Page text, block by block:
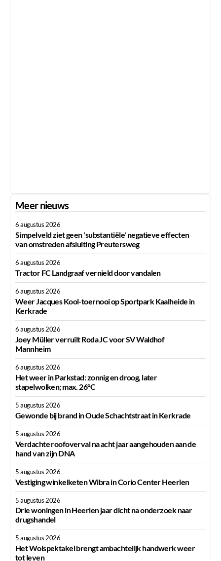
Meer nieuws
6 augustus 2026
Simpelveld ziet geen 'substantiële' negatieve effecten
van omstreden afsluiting Preutersweg
6 augustus 2026
Tractor FC Landgraaf vernield door vandalen
6 augustus 2026
Weer Jacques Kool-toernooi op Sportpark Kaalheide in
Kerkrade
6 augustus 2026
Joey Müller verruilt Roda JC voor SV Waldhof
Mannheim
6 augustus 2026
Het weer in Parkstad: zonnig en droog, later
stapelwolken; max. 26°C
5 augustus 2026
Gewonde bij brand in Oude Schachtstraat in Kerkrade
5 augustus 2026
Verdachte roofoverval na acht jaar aangehouden aan de
hand van zijn DNA
5 augustus 2026
Vestiging winkelketen Wibra in Corio Center Heerlen
5 augustus 2026
Drie woningen in Heerlen jaar dicht na onderzoek naar
drugshandel
5 augustus 2026
Het Wolspektakel brengt ambachtelijk handwerk weer
tot leven